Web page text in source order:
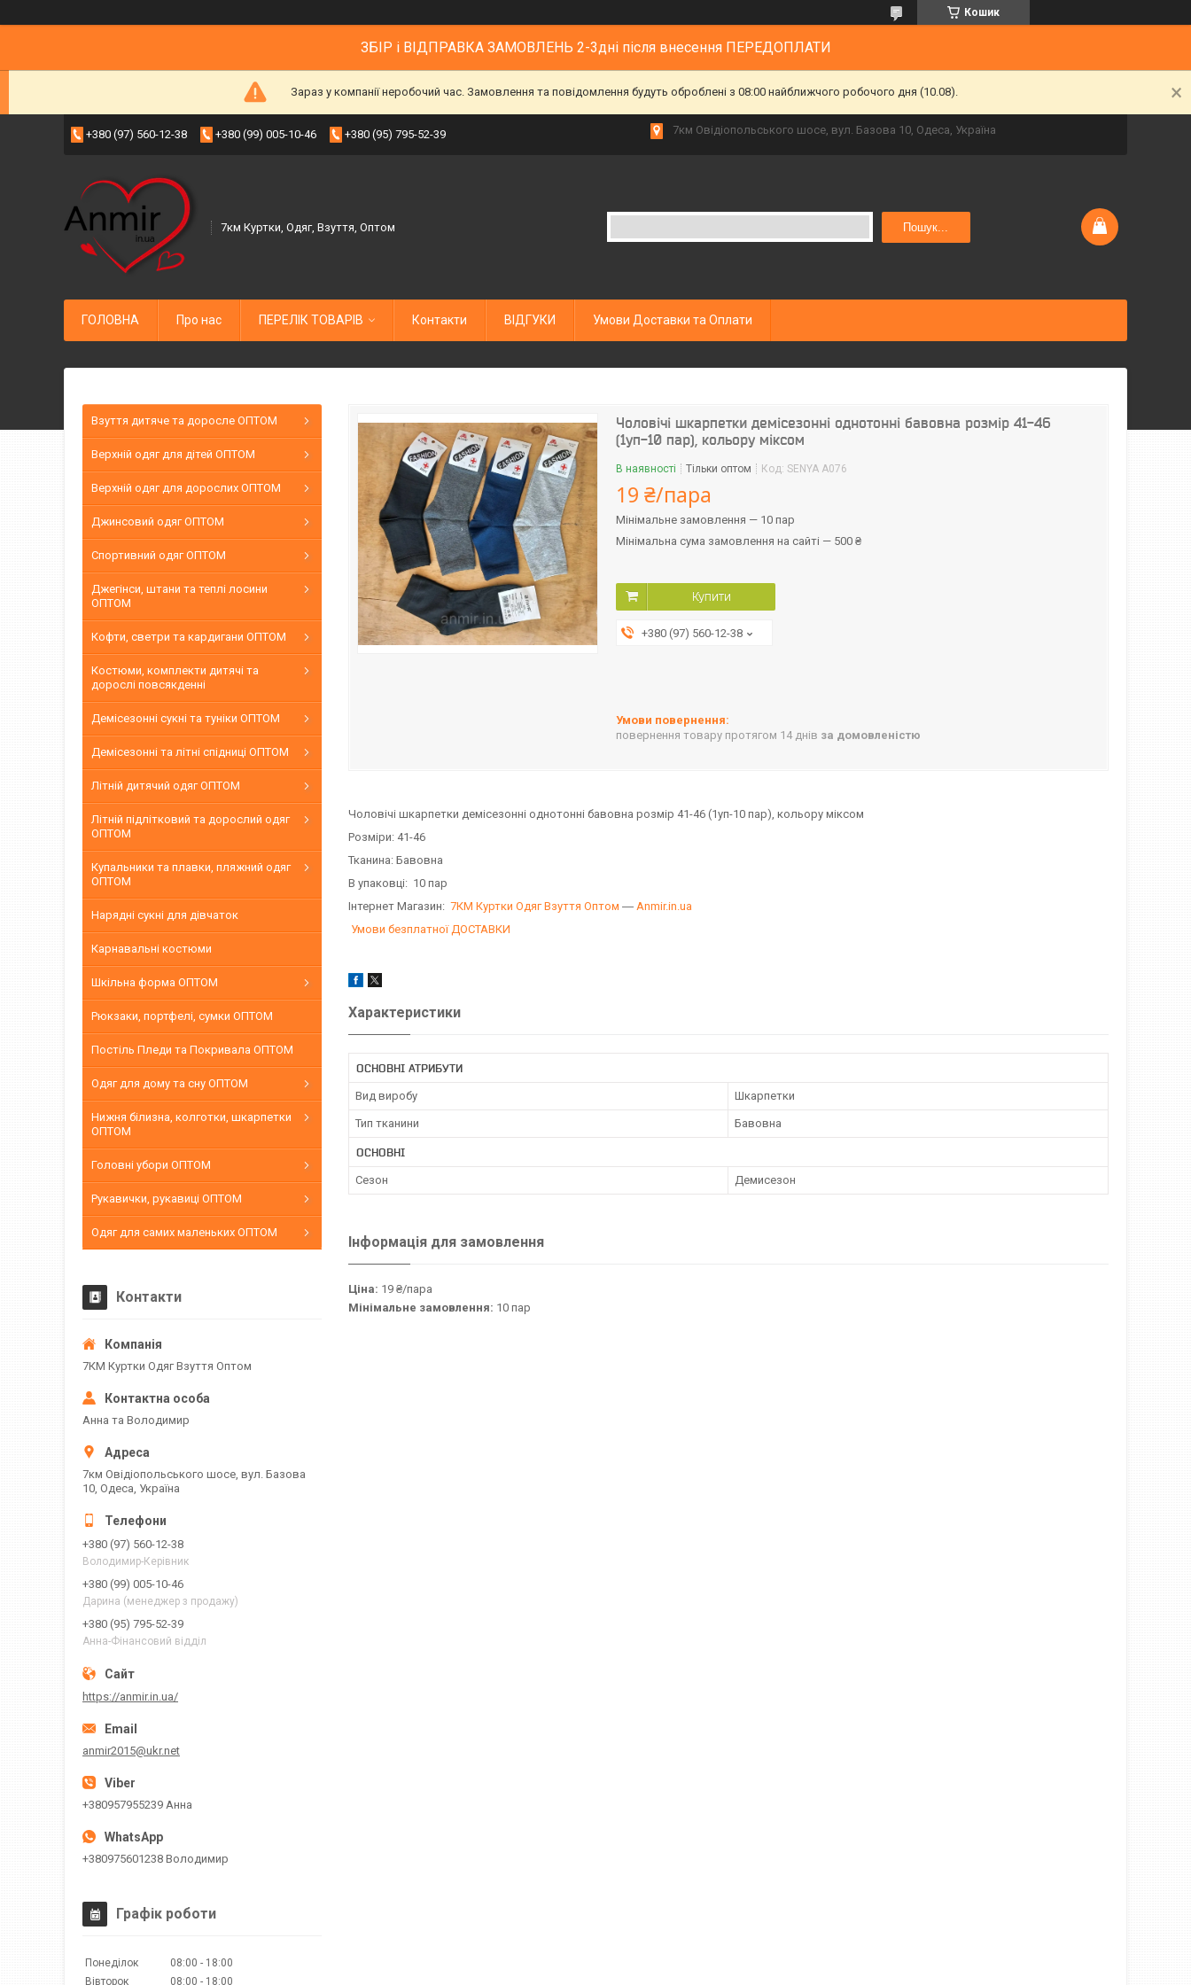
Кошик
ЗБІР і ВІДПРАВКА ЗАМОВЛЕНЬ 2-3дні після внесення ПЕРЕДОПЛАТИ
Зараз у компанії неробочий час. Замовлення та повідомлення будуть оброблені з 08:00 найближчого робочого дня (10.08).
+380 (97) 560-12-38 +380 (99) 005-10-46 +380 (95) 795-52-39 7км Овідіопольського шосе, вул. Базова 10, Одеса, Україна
7км Куртки, Одяг, Взуття, Оптом Пошук...
ГОЛОВНА Про нас ПЕРЕЛІК ТОВАРІВ Контакти ВІДГУКИ Умови Доставки та Оплати
Чоловічі шкарпетки демісезонні однотонні бавовна розмір 41-46
(1уп-10 пар), кольору міксом
В наявності Тільки оптом Код: SENYA А076
19 ₴/пара
Мінімальне замовлення — 10 пар
Мінімальна сума замовлення на сайті — 500 ₴
Купити
+380 (97) 560-12-38
повернення товару протягом 14 днів за домовленістю
Чоловічі шкарпетки демісезонні однотонні бавовна розмір 41-46 (1уп-10 пар), кольору міксом
Розміри: 41-46
Тканина: Бавовна
В упаковці: 10 пар
Інтернет Магазин: 7КМ Куртки Одяг Взуття Оптом ― Anmir.in.ua
Умови безплатної ДОСТАВКИ
Характеристики
ОСНОВНІ АТРИБУТИ
Вид виробу Шкарпетки
Тип тканини Бавовна
ОСНОВНІ
Сезон Демисезон
Інформація для замовлення
Ціна: 19 ₴/пара
Мінімальне замовлення: 10 пар
Взуття дитяче та доросле ОПТОМ
Верхній одяг для дітей ОПТОМ
Верхній одяг для дорослих ОПТОМ
Джинсовий одяг ОПТОМ
Спортивний одяг ОПТОМ
Джегінси, штани та теплі лосини
ОПТОМ
Кофти, светри та кардигани ОПТОМ
Костюми, комплекти дитячі та
дорослі повсякденні
Демісезонні сукні та туніки ОПТОМ
Демісезонні та літні спідниці ОПТОМ
Літній дитячий одяг ОПТОМ
Літній підлітковий та дорослий одяг
ОПТОМ
Купальники та плавки, пляжний одяг
ОПТОМ
Нарядні сукні для дівчаток
Карнавальні костюми
Шкільна форма ОПТОМ
Рюкзаки, портфелі, сумки ОПТОМ
Постіль Пледи та Покривала ОПТОМ
Одяг для дому та сну ОПТОМ
Нижня білизна, колготки, шкарпетки
ОПТОМ
Головні убори ОПТОМ
Рукавички, рукавиці ОПТОМ
Одяг для самих маленьких ОПТОМ
Контакти
7КМ Куртки Одяг Взуття Оптом
Анна та Володимир
7км Овідіопольського шосе, вул. Базова
10, Одеса, Україна
+380 (97) 560-12-38
Володимир-Керівник
+380 (99) 005-10-46
Дарина (менеджер з продажу)
+380 (95) 795-52-39
Анна-Фінансовий відділ
https://anmir.in.ua/
anmir2015@ukr.net
+380957955239 Анна
+380975601238 Володимир
Графік роботи
Понеділок 08:00
18:00
Вівторок
08:00 18:00